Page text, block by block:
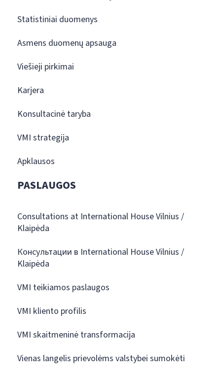
Statistiniai duomenys
Asmens duomenų apsauga
Viešieji pirkimai
Karjera
Konsultacinė taryba
VMI strategija
Apklausos
PASLAUGOS
Consultations at International House Vilnius /
Klaipėda
Консультации в International House Vilnius /
Klaipėda
VMI teikiamos paslaugos
VMI kliento profilis
VMI skaitmeninė transformacija
Vienas langelis prievolėms valstybei sumokėti